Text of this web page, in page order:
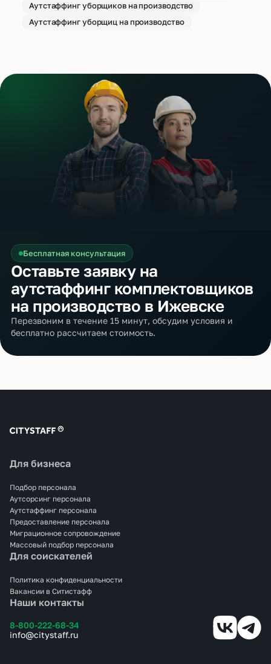
Аутстаффинг уборщиков на производство
Аутстаффинг уборщиц на производство
Бесплатная консультация
Оставьте заявку на
аутстаффинг комплектовщиков
на производство в Ижевске
Перезвоним в течение 15 минут, обсудим условия и
бесплатно рассчитаем стоимость.
Наши контакты
8-800-222-68-34
info@citystaff.ru
Для бизнеса
Подбор персонала
Аутсорсинг персонала
Аутстаффинг персонала
Предоставление персонала
Миграционное сопровождение
Массовый подбор персонала
Для соискателей
Политика конфиденциальности
Вакансии в Ситистафф